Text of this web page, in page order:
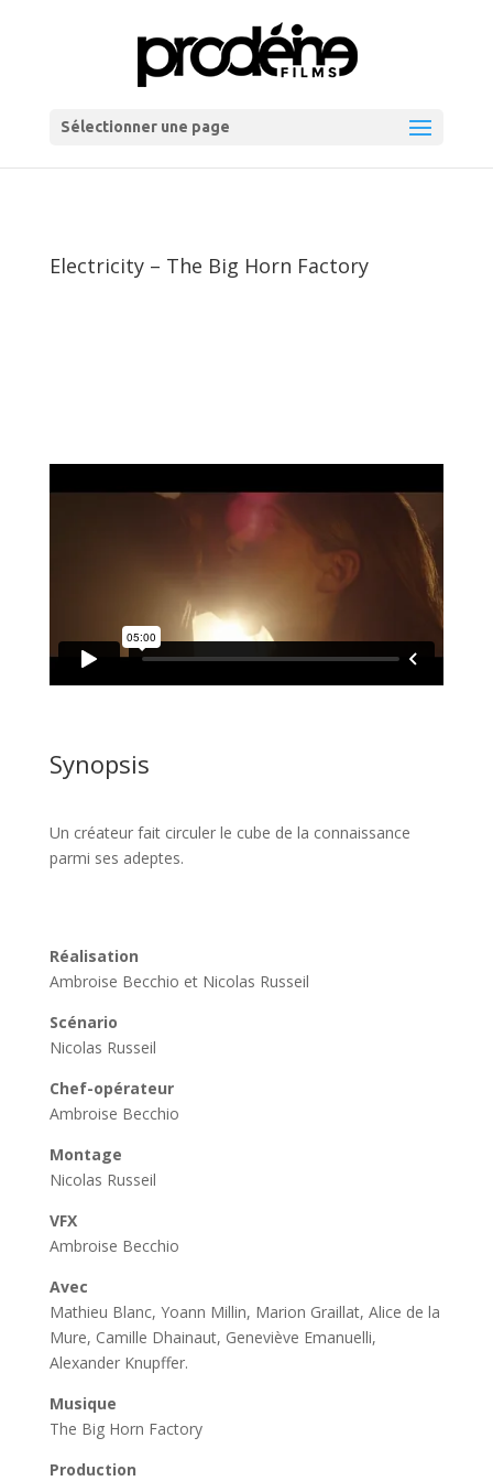
Sélectionner une page
Electricity – The Big Horn Factory
Synopsis
Un créateur fait circuler le cube de la connaissance
parmi ses adeptes.
Réalisation
Ambroise Becchio et Nicolas Russeil
Scénario
Nicolas Russeil
Chef-opérateur
Ambroise Becchio
Montage
Nicolas Russeil
VFX
Ambroise Becchio
Avec
Mathieu Blanc, Yoann Millin, Marion Graillat, Alice de la
Mure, Camille Dhainaut, Geneviève Emanuelli,
Alexander Knupffer.
Musique
The Big Horn Factory
Production